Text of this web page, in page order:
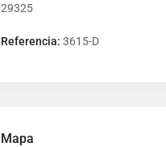
29325
Referencia: 3615-D
Mapa